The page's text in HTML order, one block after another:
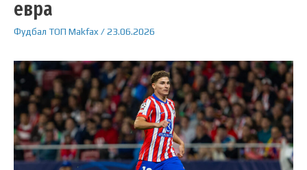
евра
Фудбал ТОП Makfax /23.06.2026